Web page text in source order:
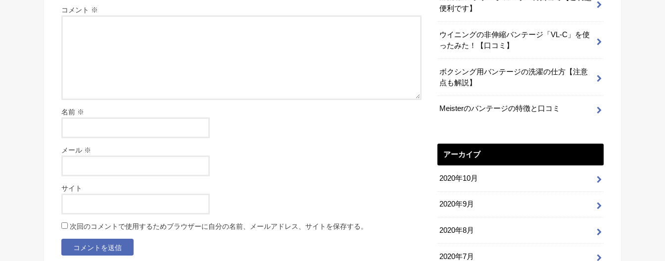
コメント ※
名前 ※
メール ※
サイト
次回のコメントで使用するためブラウザーに自分の名前、メールアドレス、サイトを保存する。
便利です】
ウイニングの非伸縮バンテージ「VL-C」を使
ったみた！【口コミ】
ボクシング用バンテージの洗濯の仕方【注意
点も解説】
Meisterのバンテージの特徴と口コミ
アーカイブ
2020年10月
2020年9月
2020年8月
2020年7月